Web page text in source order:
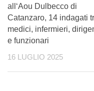
all‘Aou Dulbecco di
Catanzaro, 14 indagati
medici, infermieri,
e funzionari
16 LUGLIO 2025